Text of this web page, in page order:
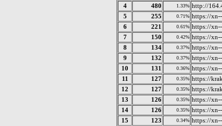
4
480 1.33% http://
5
255 0.71% https://
6
221 0.61% https://
7
150 0.42% https://
8
134 0.37% https://
9
132 0.37% https://
10
131 0.36% https://
11
127 0.35% https://
12
127 0.35% https://
13
126 0.35% https://
14
126 0.35% https://
15
123 0.34% https://